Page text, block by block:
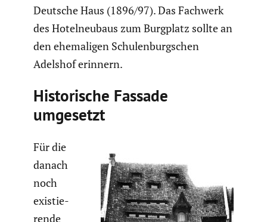
Deutsche Haus (1896/97). Das Fachwerk
des Hotel­neu­baus zum Burgplatz sollte an
den ehema­ligen Schulen­burg­schen
Adelshof erinnern.
Histo­ri­sche Fassade
umgesetzt
Für die
danach
noch
existie­
rende